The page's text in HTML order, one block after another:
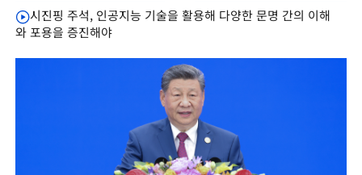
시진핑 주석, 인공지능 기술을 활용해 다양한 문명 간의 이해
와 포용을 증진해야